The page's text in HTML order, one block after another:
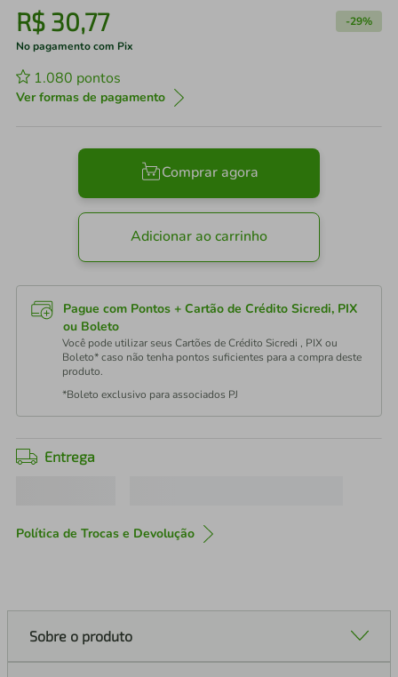
R$ 30,77 -29%
No pagamento com Pix
1.080 pontos
Ver formas de pagamento
Comprar agora
Adicionar ao carrinho
Pague com Pontos + Cartão de Crédito Sicredi, PIX
ou Boleto
Você pode utilizar seus Cartões de Crédito Sicredi , PIX ou
Boleto* caso não tenha pontos suficientes para a compra deste
produto.
*Boleto exclusivo para associados PJ
Entrega
Política de Trocas e Devolução
Sobre o produto